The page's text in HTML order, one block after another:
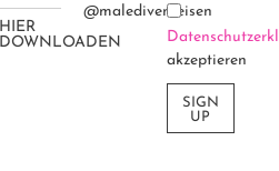
HIER
DOWNLOADEN
@maledivenreisen
akzeptieren
SIGN
UP